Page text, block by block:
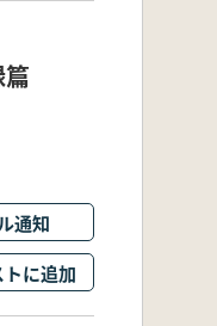
通知
に追加